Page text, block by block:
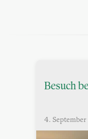
Besuch
4.